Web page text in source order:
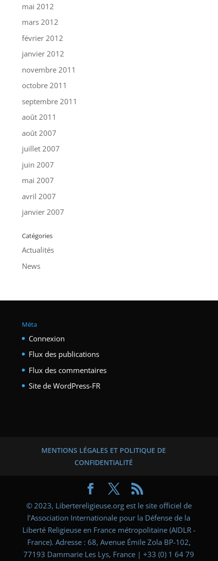
mai 2012
mars 2012
février 2012
janvier 2012
novembre 2011
octobre 2011
septembre 2011
août 2011
août 2007
juillet 2007
juin 2007
mai 2007
avril 2007
janvier 2007
Catégories
Actualités
News
Méta
Connexion
Flux des publications
Flux des commentaires
Site de WordPress-FR
MENTIONS LÉGALES ET POLITIQUE DE
CONFIDENTIALITÉ
© 2023, Libertereligieuse.org est le site officiel de
l’Association Internationale pour la Défense de la
Liberté Religieuse en France métropolitaine (AIDLR -
France). Adresse : 68, Avenue Émile Zola BP-102,
77193 Dammarie Les Lys, France | +33 (0) 1 64 79